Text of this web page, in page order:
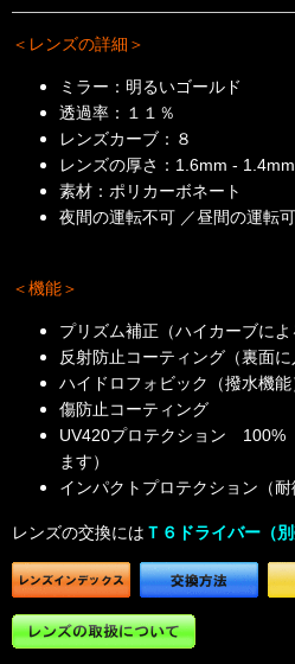
＜レンズの詳細＞
ミラー：明るいゴールド
透過率：１１％
レンズカーブ：８
レンズの厚さ：1.6mm - 1.4mm
素材：ポリカーボネート
夜間の運転不可 ／昼間の運転可
＜機能＞
プリズム補正（ハイカーブによ
反射防止コーティング（裏面に
ハイドロフォビック（撥水機能
傷防止コーティング
UV420プロテクション 100%
ます）
インパクトプロテクション（耐
レンズの交換には Ｔ６ドライバー（別